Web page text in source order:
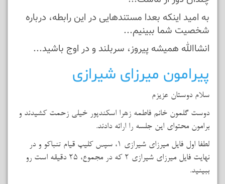
به امید اینکه بعدا مستندهایی در این رابطه، درباره
شخصیت شما ببینیم...
انشاالله همیشه پیروز، سربلند و در اوج باشید...
پیرامون میرزای شیرازی
سلام دوستان عزیزم
دوست گلمون خانم فاطمه زهرا اسکندپور خیلی زحمت کشیدند و
برامون محتوای این جلسه را ارائه دادند.
لطفا اول فایل میرزای شیرازی 1، سپس کلیپ قیام تنباکو و در
نهایت فایل میرزای شیرازی 2 که در مجموع، 25 دقیقه است رو
ببینید.